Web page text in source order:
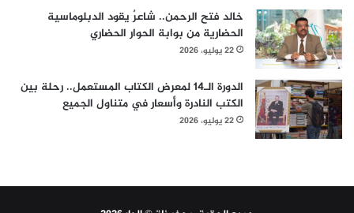
خالد فتح الرحمن.. شاعرٌ يقود الدبلوماسية
الحضارية من بوابة الحوار الحضاري
22 يوليو، 2026
الدورة الـ14 لمعرض الكتاب المستعمل.. رحلة بين
الكتب النادرة وأسعار في متناول الجميع
22 يوليو، 2026